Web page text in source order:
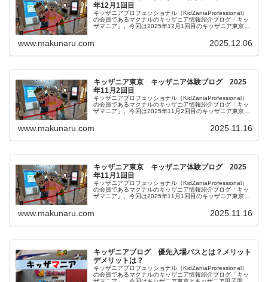
年12月1回目
キッザニアプロフェッショナル（KidZaniaProfessional）
の会員であるマクナルのキッザニア情報紹介ブログ「キッ
ザマニア」。今回は2025年12月1回目のキッザニア東京体
www.makunaru.com 2025.12.06
キッザニア東京 キッザニア体験ブログ 2025
年11月2回目
キッザニアプロフェッショナル（KidZaniaProfessional）
の会員であるマクナルのキッザニア情報紹介ブログ「キッ
ザマニア」。今回は2025年11月2回目のキッザニア東京体
www.makunaru.com 2025.11.16
キッザニア東京 キッザニア体験ブログ 2025
年11月1回目
キッザニアプロフェッショナル（KidZaniaProfessional）
の会員であるマクナルのキッザニア情報紹介ブログ「キッ
ザマニア」。今回は2025年11月1回目のキッザニア東京体
www.makunaru.com 2025.11.16
キッザニアブログ 優先入場パスとは？メリット
デメリットは？
キッザニアプロフェッショナル（KidZaniaProfessional）
の会員であるマクナルのキッザニア情報紹介ブログ「キッ